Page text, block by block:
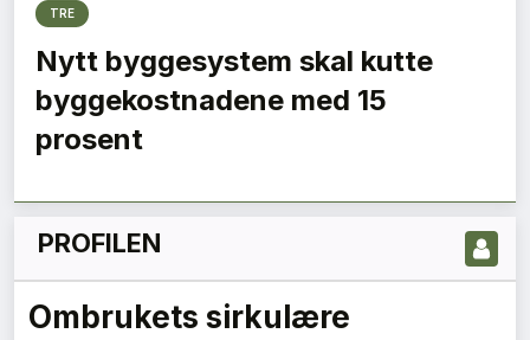
LES NYESTE UTGIVELSE HER
TRE
Nytt byggesystem skal kutte
byggekostnadene med 15
prosent
PROFILEN
Ombrukets sirkulære